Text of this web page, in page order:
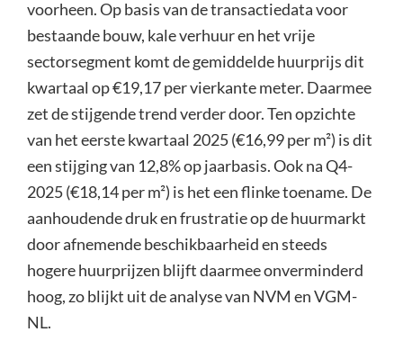
voorheen. Op basis van de transactiedata voor
bestaande bouw, kale verhuur en het vrije
sectorsegment komt de gemiddelde huurprijs dit
kwartaal op €19,17 per vierkante meter. Daarmee
zet de stijgende trend verder door. Ten opzichte
van het eerste kwartaal 2025 (€16,99 per m²) is dit
een stijging van 12,8% op jaarbasis. Ook na Q4-
2025 (€18,14 per m²) is het een flinke toename. De
aanhoudende druk en frustratie op de huurmarkt
door afnemende beschikbaarheid en steeds
hogere huurprijzen blijft daarmee onverminderd
hoog, zo blijkt uit de analyse van NVM en VGM-
NL.